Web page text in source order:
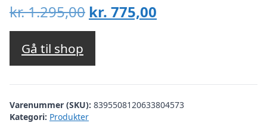
kr.1.295,00 Den
oprindelige
var:
kr. 1.295,00.
kr. 775,00
kr. 775,00.
Gå til shop
Varenummer (SKU): 8395508120633804573
Kategori: Produkter